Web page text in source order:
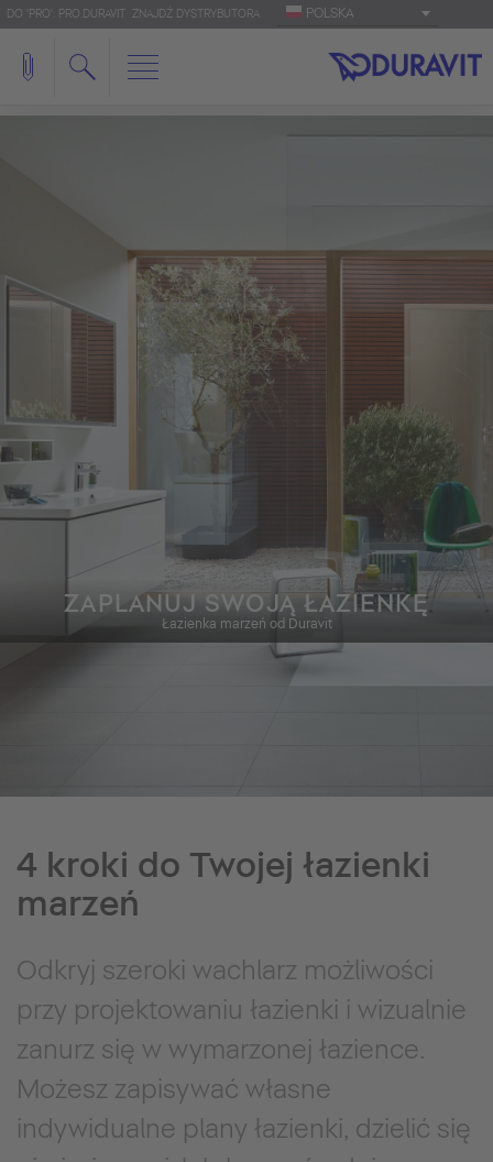
DO 'PRO': PRO.DURAVIT ZNAJDŹ DYSTRYBUTORA POLSKA
ZAPLANUJ SWOJĄ ŁAZIENKĘ
Łazienka marzeń od Duravit
4 kroki do Twojej łazienki
marzeń
Odkryj szeroki wachlarz możliwości
przy projektowaniu łazienki i wizualnie
zanurz się w wymarzonej łazience.
Możesz zapisywać własne
indywidualne plany łazienki, dzielić się